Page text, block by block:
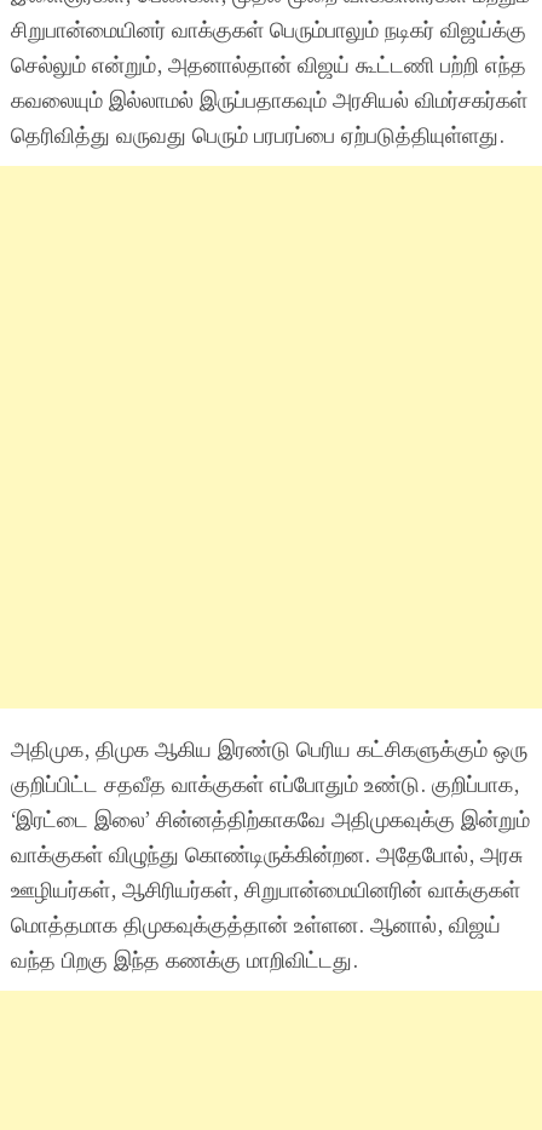
சிறுபான்மையினர் வாக்குகள் பெரும்பாலும் நடிகர் விஜய்க்கு
செல்லும் என்றும், அதனால்தான் விஜய் கூட்டணி பற்றி எந்த
கவலையும் இல்லாமல் இருப்பதாகவும் அரசியல் விமர்சகர்கள்
தெரிவித்து வருவது பெரும் பரபரப்பை ஏற்படுத்தியுள்ளது.
அதிமுக, திமுக ஆகிய இரண்டு பெரிய கட்சிகளுக்கும் ஒரு
குறிப்பிட்ட சதவீத வாக்குகள் எப்போதும் உண்டு. குறிப்பாக,
‘இரட்டை இலை’ சின்னத்திற்காகவே அதிமுகவுக்கு இன்றும்
வாக்குகள் விழுந்து கொண்டிருக்கின்றன. அதேபோல், அரசு
ஊழியர்கள், ஆசிரியர்கள், சிறுபான்மையினரின் வாக்குகள்
மொத்தமாக திமுகவுக்குத்தான் உள்ளன. ஆனால், விஜய்
வந்த பிறகு இந்த கணக்கு மாறிவிட்டது.